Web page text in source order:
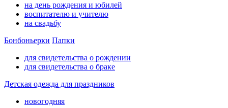
на день рождения и юбилей
воспитателю и учителю
на свадьбу
Бонбоньерки Папки
для свидетельства о рождении
для свидетельства о браке
Детская одежда для праздников
новогодняя